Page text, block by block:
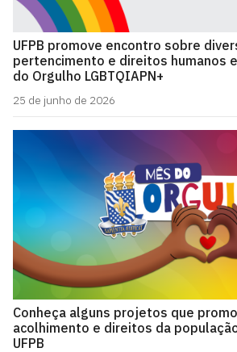
UFPB promove encontro sobre
pertencimento e direitos humanos
do Orgulho LGBTQIAPN+
25 de junho de 2026
Conheça alguns projetos que
acolhimento e direitos da população
UFPB